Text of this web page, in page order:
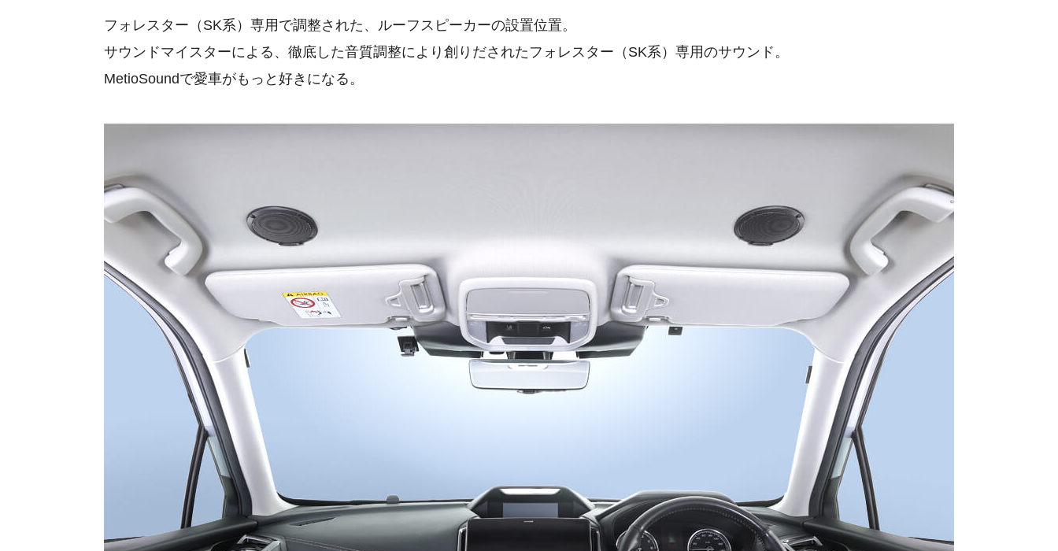
フォレスター（SK系）専用で調整された、ルーフスピーカーの設置位置。
サウンドマイスターによる、徹底した音質調整により創りだされたフォレスター（SK系）専用のサウンド。
MetioSoundで愛車がもっと好きになる。